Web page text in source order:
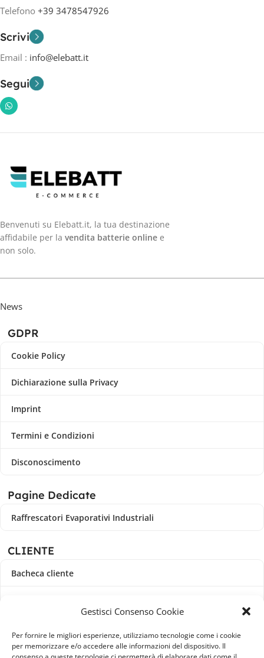
Gestisci Consenso Cookie
Per fornire le migliori esperienze, utilizziamo tecnologie come i cookie
per memorizzare e/o accedere alle informazioni del dispositivo. Il
Telefono +39 3478547926
Scrivi
Email : info@elebatt.it
Segui
Benvenuti su Elebatt.it, la tua destinazione
affidabile per la vendita batterie online e
non solo.
News
GDPR
Cookie Policy
Dichiarazione sulla Privacy
Imprint
Termini e Condizioni
Disconoscimento
Pagine Dedicate
Raffrescatori Evaporativi Industriali
CLIENTE
Bacheca cliente
Indirizzi